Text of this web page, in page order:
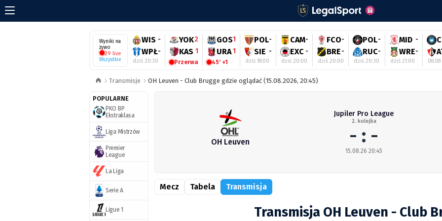
Wyniki na
żywo
29 live
Wszystkie
WIS -
WPŁ-
dziś 20:30
YOK2
KAS 1
Przerwa
GOS1
URA1
45' +1
POL-
SIE -
dziś 18:00
CAM-
EXC -
dziś 20:00
FCO-
BRE-
dziś 20:00
POL-
RUC-
dziś 20:30
MID -
WRE-
dziś 21:00 08.08
Transmisje OH Leuven - Club Brugge gdzie oglądać (15.08.2026, 20:45)
POPULARNE
PKO BP
Ekstraklasa
Liga Mistrzów
Premier
League
La Liga
Serie A
Ligue 1
OH Leuven
Jupiler Pro League
2. kolejka
- : -
15.08.26 20:45
Mecz Tabela Transmisja
Transmisja OH Leuven - Club